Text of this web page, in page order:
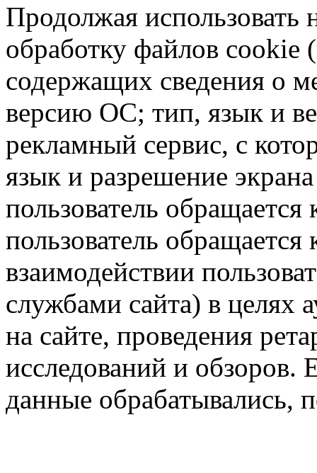
Продолжая использовать
обработку файлов cookie
содержащих сведения о
версию ОС; тип, язык и
рекламный сервис, с
язык и разрешение
пользователь обращается
пользователь обращается
взаимодействии
службами сайта) в целях
на сайте, проведения
исследований и обзоров.
данные обрабатывались,